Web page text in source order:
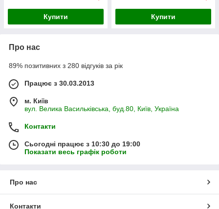
Купити Купити
Про нас
89% позитивних з 280 відгуків за рік
Працює з 30.03.2013
м. Київ
вул. Велика Васильківська, буд.80, Київ, Україна
Контакти
Сьогодні працює з 10:30 до 19:00
Показати весь графік роботи
Про нас
Контакти